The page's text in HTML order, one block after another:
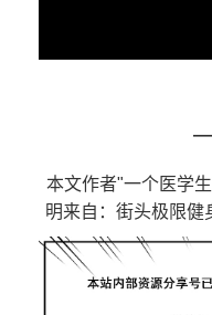
本文作者"一个医学
明来自：街头极限